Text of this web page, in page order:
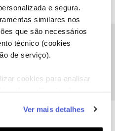
e segura.
similares nos
que são necessários
técnico (cookies
de serviço).
cookies para analisar
personalização e
aos seus interesses
Ver mais detalhes
de julho